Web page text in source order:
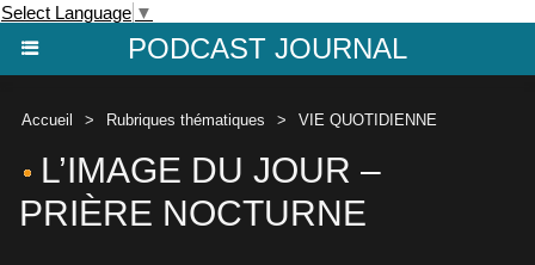
Select Language ▼
PODCAST JOURNAL
Accueil > Rubriques thématiques > VIE QUOTIDIENNE
L’IMAGE DU JOUR –
PRIÈRE NOCTURNE